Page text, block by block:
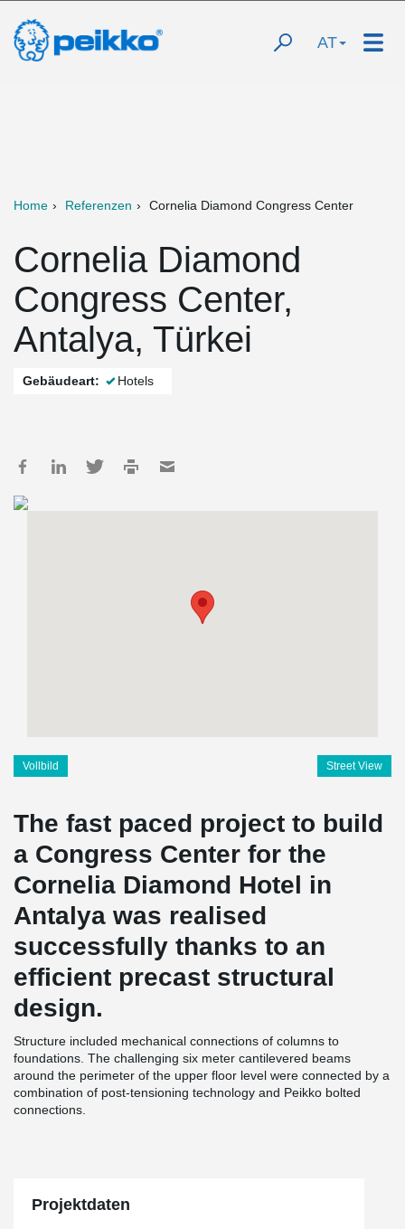
AT
Home Referenzen Cornelia Diamond Congress Center
Cornelia Diamond
Congress Center,
Antalya, Türkei
Gebäudeart: Hotels
Vollbild Street View
The fast paced project to build
a Congress Center for the
Cornelia Diamond Hotel in
Antalya was realised
successfully thanks to an
efficient precast structural
design.
Structure included mechanical connections of columns to
foundations. The challenging six meter cantilevered beams
around the perimeter of the upper floor level were connected by a
combination of post-tensioning technology and Peikko bolted
connections.
Projektdaten